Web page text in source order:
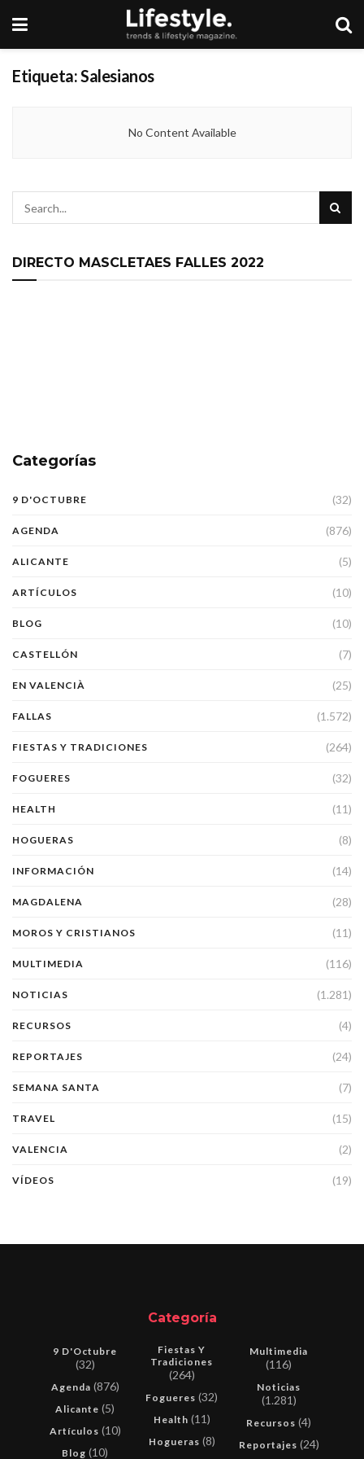
Etiqueta:Salesianos
No Content Available
DIRECTO MASCLETAES FALLES 2022
Categorías
9 D'OCTUBRE (32)
AGENDA (876)
ALICANTE (5)
ARTÍCULOS (10)
BLOG (10)
CASTELLÓN (7)
EN VALENCIÀ (25)
FALLAS (1.572)
FIESTAS Y TRADICIONES (264)
FOGUERES (32)
HEALTH (11)
HOGUERAS (8)
INFORMACIÓN (14)
MAGDALENA (28)
MOROS Y CRISTIANOS (11)
MULTIMEDIA (116)
NOTICIAS (1.281)
RECURSOS (4)
REPORTAJES (24)
SEMANA SANTA (7)
TRAVEL (15)
VALENCIA (2)
VÍDEOS (19)
Categoría
9 D'Octubre
(32)
Agenda (876)
Alicante (5)
Artículos (10)
Blog (10)
Fiestas Y
Tradiciones
(264)
Fogueres (32)
Health (11)
Hogueras (8)
Multimedia
(116)
Noticias
(1.281)
Recursos (4)
Reportajes (24)